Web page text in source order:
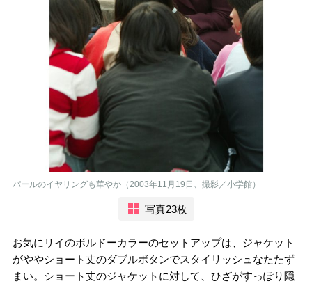
パールのイヤリングも華やか（2003年11月19日、撮影／小学館）
写真23枚
お気にリイのボルドーカラーのセットアップは、ジャケット
がややショート丈のダブルボタンでスタイリッシュなたたず
まい。ショート丈のジャケットに対して、ひざがすっぽり隠